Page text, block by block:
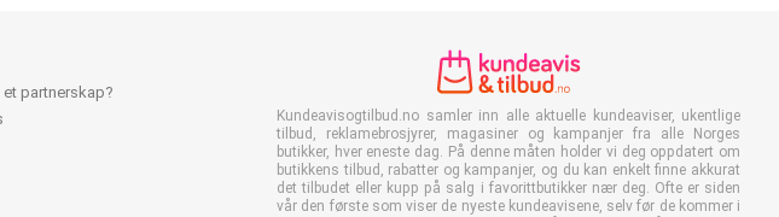
et partnerskap?
Kundeavisogtilbud.no samler inn alle aktuelle kundeaviser, ukentlige
tilbud, reklamebrosjyrer, magasiner og kampanjer fra alle Norges
butikker, hver eneste dag. På denne måten holder vi deg oppdatert om
butikkens tilbud, rabatter og kampanjer, og du kan enkelt finne akkurat
det tilbudet eller kupp på salg i favorittbutikker nær deg. Ofte er siden
vår den første som viser de nyeste kundeavisene, selv før de kommer i